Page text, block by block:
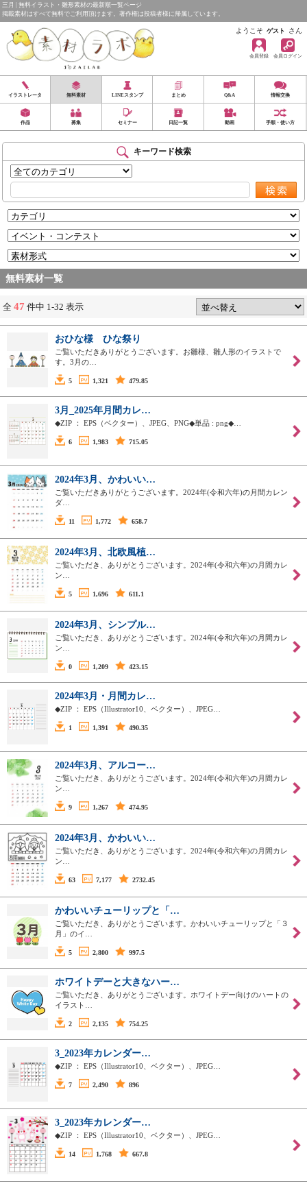
三月 | 無料イラスト・雛形素材の最新順一覧ページ
掲載素材はすべて無料でご利用頂けます。著作権は投稿者様に帰属しています。
ようこそ ゲスト さん
会員登録 会員ログイン
イラストレータ 無料素材 LINEスタンプ まとめ Q&A 情報交換
作品 募集 セミナー 日記一覧 動画 手順・使い方
キーワード検索
無料素材一覧
全 47 件中 1-32 表示
おひな様 ひな祭り
ご覧いただきありがとうございます。お雛様、雛人形のイラストで
す。3月の…
5 1,321 479.85
3月_2025年月間カレ…
◆ZIP ： EPS（ベクター）、JPEG、PNG◆単品 : png◆…
6 1,983 715.05
2024年3月、かわいい…
ご覧いただきありがとうございます。2024年(令和六年)の月間カレン
ダ…
11 1,772 658.7
2024年3月、北欧風植…
ご覧いただき、ありがとうございます。2024年(令和六年)の月間カレ
ン…
5 1,696 611.1
2024年3月、シンプル…
ご覧いただき、ありがとうございます。2024年(令和六年)の月間カレ
ン…
0 1,209 423.15
2024年3月・月間カレ…
◆ZIP ： EPS（Illustrator10、ベクター）、JPEG…
1 1,391 490.35
2024年3月、アルコー…
ご覧いただき、ありがとうございます。2024年(令和六年)の月間カレ
ン…
9 1,267 474.95
2024年3月、かわいい…
ご覧いただき、ありがとうございます。2024年(令和六年)の月間カレ
ン…
63 7,177 2732.45
かわいいチューリップと「…
ご覧いただき、ありがとうございます。かわいいチューリップと「３
月」のイ…
5 2,800 997.5
ホワイトデーと大きなハー…
ご覧いただき、ありがとうございます。ホワイトデー向けのハートの
イラスト…
2 2,135 754.25
3_2023年カレンダー…
◆ZIP ： EPS（Illustrator10、ベクター）、JPEG…
7 2,490 896
3_2023年カレンダー…
◆ZIP ： EPS（Illustrator10、ベクター）、JPEG…
14 1,768 667.8